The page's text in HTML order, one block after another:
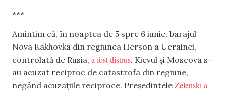
***
Amintim că, în noaptea de 5 spre 6 iunie, barajul
Nova Kakhovka din regiunea Herson a Ucrainei,
controlată de Rusia, a fost distrus. Kievul și Moscova s-
au acuzat reciproc de catastrofa din regiune,
negând acuzațiile reciproce. Președintele Zelenski a